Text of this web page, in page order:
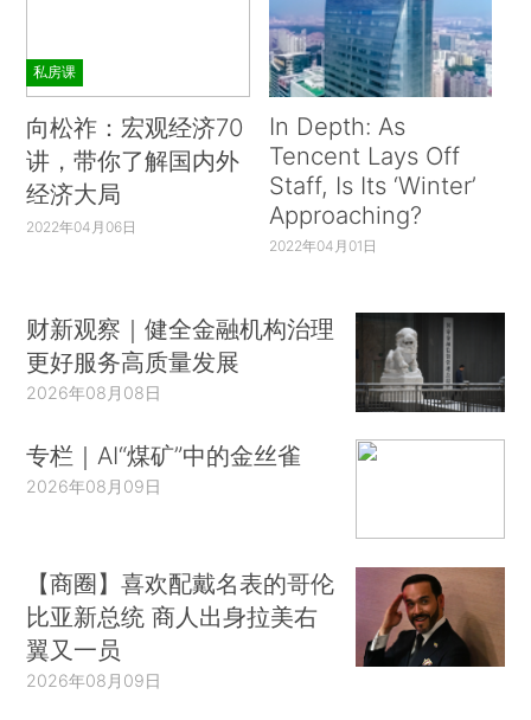
私房课
向松祚：宏观经济70
讲，带你了解国内外
经济大局
2022年04月06日
In Depth: As
Tencent Lays Off
Staff, Is Its ‘Winter’
Approaching?
2022年04月01日
财新观察｜健全金融机构治理
更好服务高质量发展
2026年08月08日
专栏｜AI“煤矿”中的金丝雀
2026年08月09日
【商圈】喜欢配戴名表的哥伦
比亚新总统 商人出身拉美右
翼又一员
2026年08月09日